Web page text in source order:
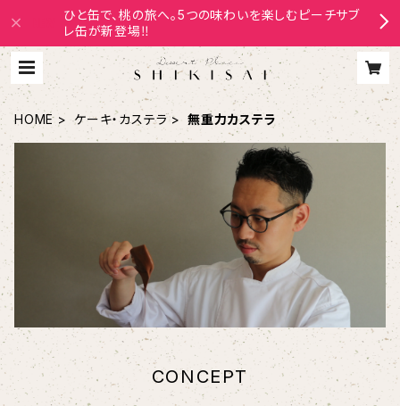
ひと缶で、桃の旅へ。5つの味わいを楽しむピーチサブ
レ缶が新登場‼
HOME ケーキ・カステラ 無重力カステラ
CONCEPT